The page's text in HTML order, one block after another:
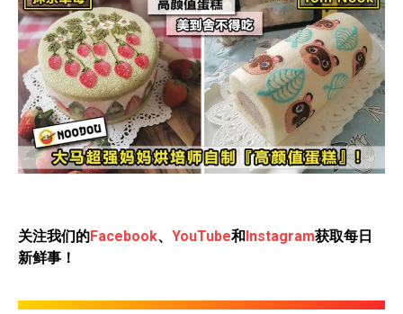
关注我们的Facebook、 YouTube和Instagram获取每日
新鲜事！